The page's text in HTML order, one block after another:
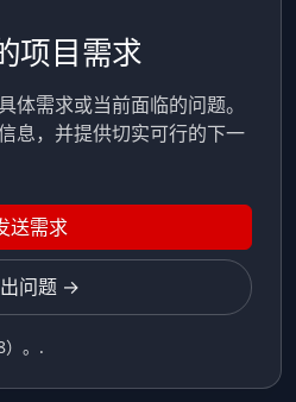
项目需求
体需求或当前面临的问题。
息，并提供切实可行的下一
送需求
问题 →
）。.